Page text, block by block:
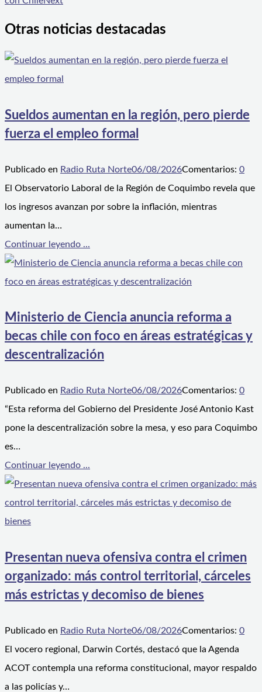
Otras noticias destacadas
Sueldos aumentan en la región, pero pierde
fuerza el empleo formal
Publicado en Radio Ruta Norte06/08/2026Comentarios: 0
El Observatorio Laboral de la Región de Coquimbo revela que
los ingresos avanzan por sobre la inflación, mientras
aumentan la…
Continuar leyendo ...
Ministerio de Ciencia anuncia reforma a
becas chile con foco en áreas estratégicas y
descentralización
Publicado en Radio Ruta Norte06/08/2026Comentarios: 0
“Esta reforma del Gobierno del Presidente José Antonio Kast
pone la descentralización sobre la mesa, y eso para Coquimbo
es…
Continuar leyendo ...
Presentan nueva ofensiva contra el crimen
organizado: más control territorial, cárceles
más estrictas y decomiso de bienes
Publicado en Radio Ruta Norte06/08/2026Comentarios: 0
El vocero regional, Darwin Cortés, destacó que la Agenda
ACOT contempla una reforma constitucional, mayor respaldo
a las policías y…